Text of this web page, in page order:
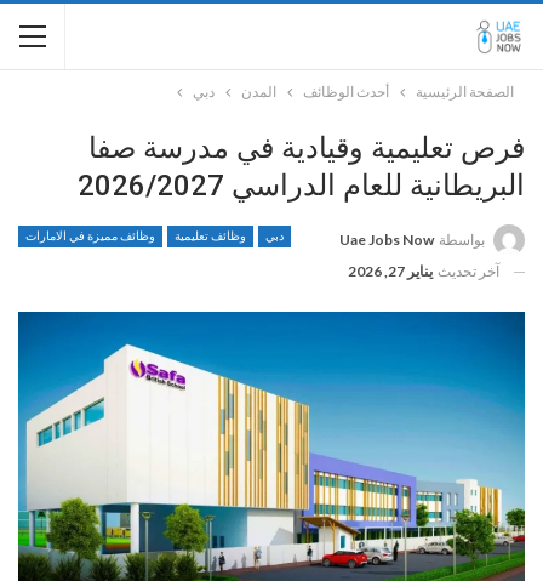
الصفحة الرئيسية أحدث الوظائف المدن دبي
فرص تعليمية وقيادية في مدرسة صفا
البريطانية للعام الدراسي 2026/2027
دبي وظائف تعليمية وظائف مميزة في الامارات بواسطة Uae Jobs Now
آخر تحديث يناير 27, 2026